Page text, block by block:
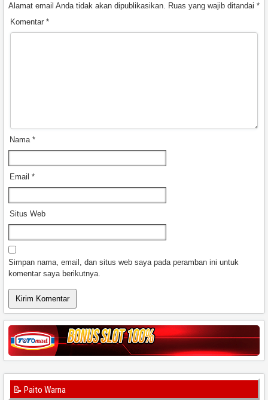
Alamat email Anda tidak akan dipublikasikan. Ruas yang wajib ditandai *
Komentar *
Nama *
Email *
Situs Web
Simpan nama, email, dan situs web saya pada peramban ini untuk
komentar saya berikutnya.
📝 Paito Warna